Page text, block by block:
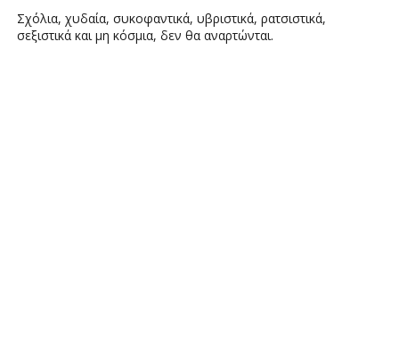
Σχόλια, χυδαία, συκοφαντικά, υβριστικά, ρατσιστικά,
σεξιστικά και μη κόσμια, δεν θα αναρτώνται.